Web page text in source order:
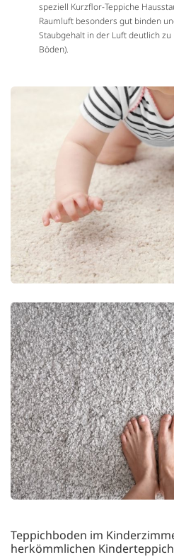
speziell Kurzflor-Teppiche
Raumluft besonders gut binden
Staubgehalt in der Luft deutlich
Böden).
Teppichboden im
herkömmlichen Kinderteppich